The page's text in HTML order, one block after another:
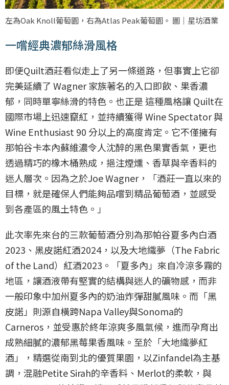
左為Oak Knoll葡萄園，右為Atlas Peak葡萄園。 圖｜星坊酒業
一嚐經典濃郁絲滑風格
即便Quilt酒莊看似走上了另一條道路，但事實上它卻
完美延續了 Wagner 家族著名的入口即飲、果香濃
郁，同時單寧絲滑的特色。也正是 這種風格讓 Quilt在
國際市場上迅速竄紅，並持續獲得 Wine Spectator 與
Wine Enthusiast 90 分以上的高度肯定。它不僅擁有
那帕谷卡本內蘇維濃令人沈醉的黑色果實香氣，更也
透過精巧的橡木桶熟成，挹注煙燻、香草與辛香料的
迷人層次。因為之於Joe Wagner，「酒莊一直以來的
目標，就是確保人們能夠品嚐到精品葡萄酒，並感受
到各產區的風土特色。」
此次率先來台的三款葡萄酒分別為那帕谷夏多內白酒
2023、黑皮諾紅酒2024，以及大地織夢（The Fabric
of the Land）紅酒2023。「夏多內」來自冷涼多霧的
地區，讓酒液帶有堅實的結構與迷人的礦物感，而非
一般印象中加州夏多內的奶油炸彈甜膩風味。而「黑
皮諾」則源自橫跨Napa Valley與Sonoma的
Carneros，並受惠於終年涼爽多風氣候，進而孕育出
成熟細膩的濃郁黑莓果香風味。至於「大地織夢紅
酒」，精選從南到北的優質果園，以Zinfandel為主基
調，混融Petite Sirah的辛香料、Merlot的柔軟，與